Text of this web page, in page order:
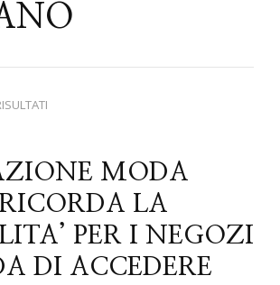
MODA
LA
PER I NEGOZI
DI ACCEDERE